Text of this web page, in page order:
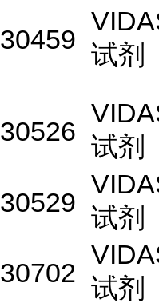
30459 试剂
30526 试剂
30529 试剂
30702 试剂